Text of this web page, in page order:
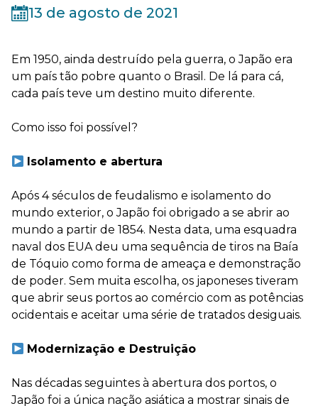
13 de agosto de 2021
Em 1950, ainda destruído pela guerra, o Japão era
um país tão pobre quanto o Brasil. De lá para cá,
cada país teve um destino muito diferente.
Como isso foi possível?
Isolamento e abertura
Após 4 séculos de feudalismo e isolamento do
mundo exterior, o Japão foi obrigado a se abrir ao
mundo a partir de 1854. Nesta data, uma esquadra
naval dos EUA deu uma sequência de tiros na Baía
de Tóquio como forma de ameaça e demonstração
de poder. Sem muita escolha, os japoneses tiveram
que abrir seus portos ao comércio com as potências
ocidentais e aceitar uma série de tratados desiguais.
Modernização e Destruição
Nas décadas seguintes à abertura dos portos, o
Japão foi a única nação asiática a mostrar sinais de